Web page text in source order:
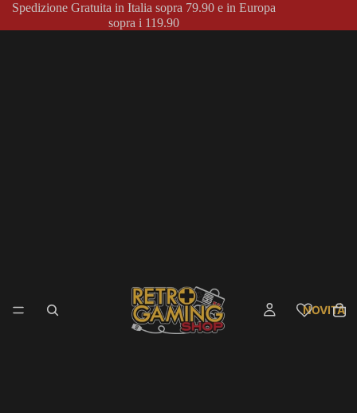
Spedizione Gratuita in Italia sopra 79.90 e in Europa
sopra i 119.90
NOVITÀ